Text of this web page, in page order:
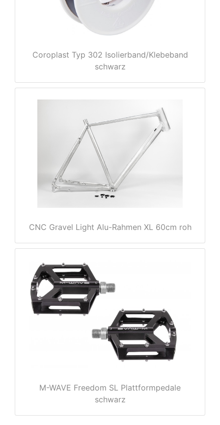
Coroplast Typ 302 Isolierband/Klebeband
schwarz
CNC Gravel Light Alu-Rahmen XL 60cm roh
M-WAVE Freedom SL Plattformpedale
schwarz